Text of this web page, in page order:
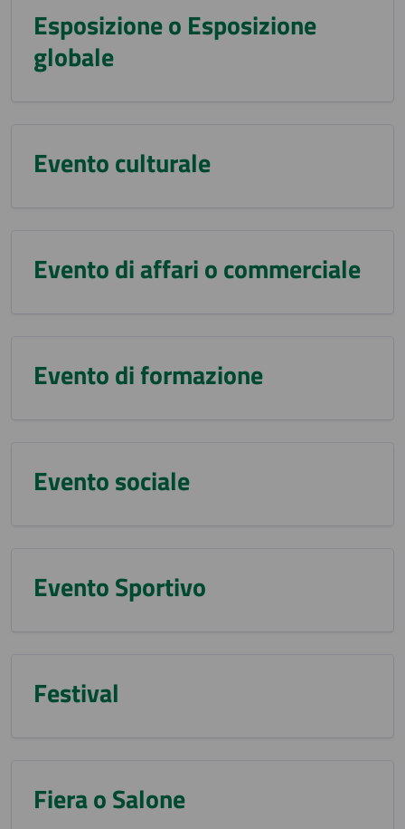
Esposizione o Esposizione
globale
Evento culturale
Evento di affari o commerciale
Evento di formazione
Evento sociale
Evento Sportivo
Festival
Fiera o Salone